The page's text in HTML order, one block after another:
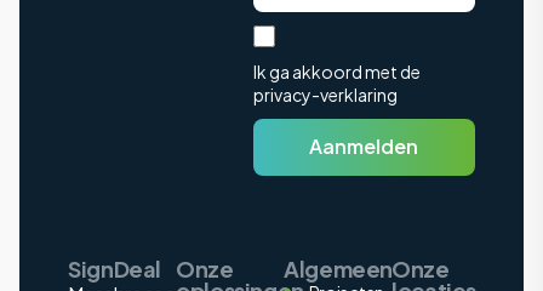
Ik ga akkoord met de
privacy-verklaring
Aanmelden
SignDeal Onze AlgemeenOnze